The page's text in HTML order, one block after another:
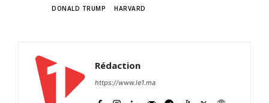
DONALD TRUMP HARVARD
Rédaction
https://www.le1.ma